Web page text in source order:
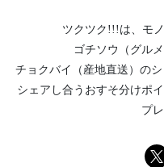
ツクツク!!!は、 モ
ゴチソウ（グルメ
チョクバイ（産地直送） のシ
シェアし合う おすそ分けポ
プ